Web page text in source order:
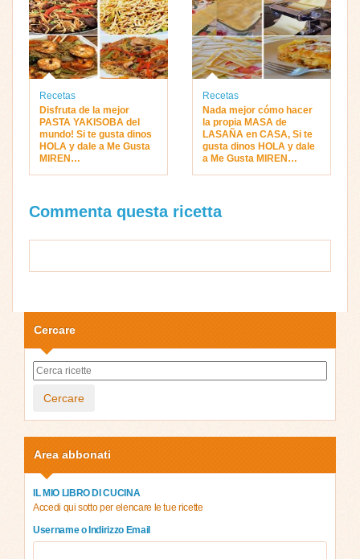
Recetas
Disfruta de la mejor
PASTA YAKISOBA del
mundo! Si te gusta dinos
HOLA y dale a Me Gusta
MIREN…
Recetas
Nada mejor cómo hacer
la propia MASA de
LASAÑA en CASA, Si te
gusta dinos HOLA y dale
a Me Gusta MIREN…
Commenta questa ricetta
Cercare
Cercare
Area abbonati
IL MIO LIBRO DI CUCINA
Accedi qui sotto per elencare le tue ricette
Username o Indirizzo Email